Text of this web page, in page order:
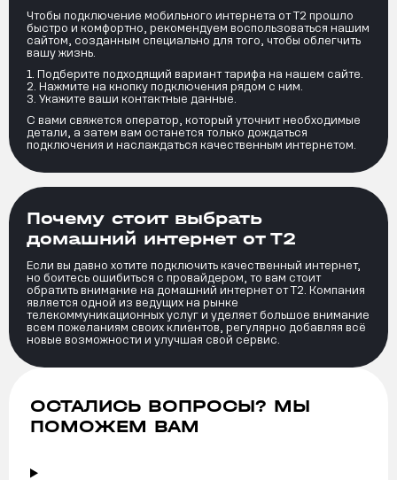
Чтобы подключение мобильного интернета от Т2 прошло
быстро и комфортно, рекомендуем воспользоваться нашим
сайтом, созданным специально для того, чтобы облегчить
вашу жизнь.
Подберите подходящий вариант тарифа на нашем сайте.
Нажмите на кнопку подключения рядом с ним.
Укажите ваши контактные данные.
С вами свяжется оператор, который уточнит необходимые
детали, а затем вам останется только дождаться
подключения и наслаждаться качественным интернетом.
Почему стоит выбрать
домашний интернет от Т2
Если вы давно хотите подключить качественный интернет,
но боитесь ошибиться с провайдером, то вам стоит
обратить внимание на домашний интернет от Т2. Компания
является одной из ведущих на рынке
телекоммуникационных услуг и уделяет большое внимание
всем пожеланиям своих клиентов, регулярно добавляя всё
новые возможности и улучшая свой сервис.
ОСТАЛИСЬ ВОПРОСЫ? МЫ
ПОМОЖЕМ ВАМ